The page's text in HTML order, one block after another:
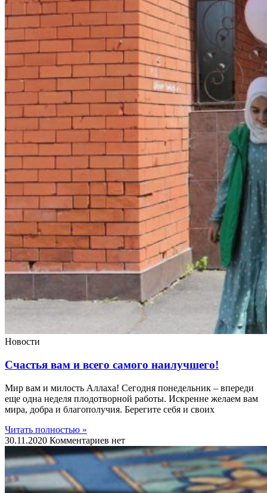
Новости
Счастья вам и всего самого наилучшего!
Мир вам и милость Аллаха! Сегодня понедельник – впереди
еще одна неделя плодотворной работы. Искренне желаем вам
мира, добра и благополучия. Берегите себя и своих
Читать полностью »
30.11.2020 Комментариев нет